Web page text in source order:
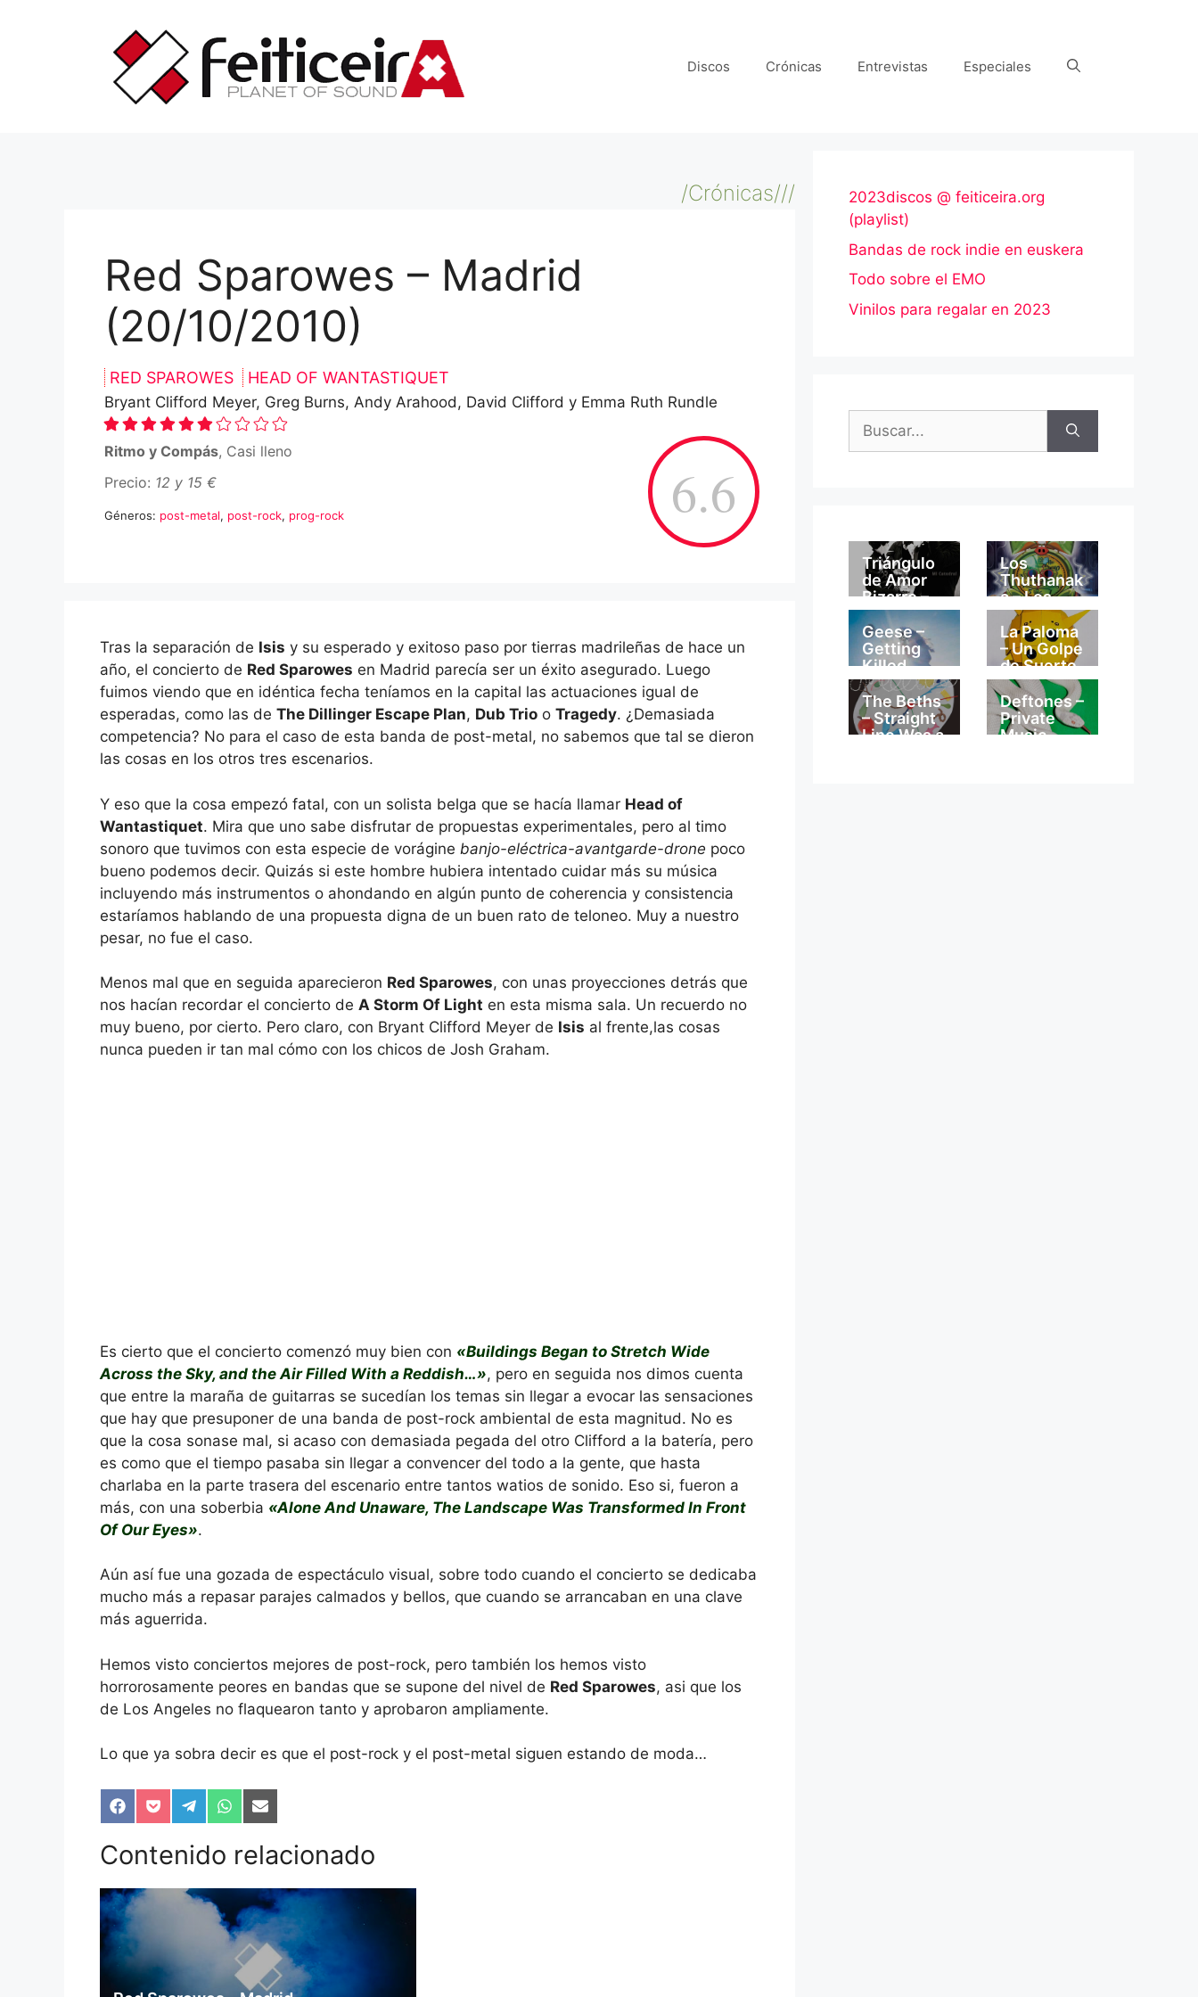
Discos Crónicas Entrevistas Especiales
/Crónicas///
Red Sparowes – Madrid
(20/10/2010)
RED SPAROWES HEAD OF WANTASTIQUET
Bryant Clifford Meyer, Greg Burns, Andy Arahood, David Clifford y Emma Ruth Rundle
6.6
Ritmo y Compás, Casi lleno
Precio: 12 y 15 €
Géneros: post-metal, post-rock, prog-rock
Tras la separación de Isis y su esperado y exitoso paso por tierras madrileñas de hace un
año, el concierto de Red Sparowes en Madrid parecía ser un éxito asegurado. Luego
fuimos viendo que en idéntica fecha teníamos en la capital las actuaciones igual de
esperadas, como las de The Dillinger Escape Plan, Dub Trio o Tragedy. ¿Demasiada
competencia? No para el caso de esta banda de post-metal, no sabemos que tal se dieron
las cosas en los otros tres escenarios.
Y eso que la cosa empezó fatal, con un solista belga que se hacía llamar Head of
Wantastiquet. Mira que uno sabe disfrutar de propuestas experimentales, pero al timo
sonoro que tuvimos con esta especie de vorágine banjo-eléctrica-avantgarde-drone poco
bueno podemos decir. Quizás si este hombre hubiera intentado cuidar más su música
incluyendo más instrumentos o ahondando en algún punto de coherencia y consistencia
estaríamos hablando de una propuesta digna de un buen rato de teloneo. Muy a nuestro
pesar, no fue el caso.
Menos mal que en seguida aparecieron Red Sparowes, con unas proyecciones detrás que
nos hacían recordar el concierto de A Storm Of Light en esta misma sala. Un recuerdo no
muy bueno, por cierto. Pero claro, con Bryant Clifford Meyer de Isis al frente,las cosas
nunca pueden ir tan mal cómo con los chicos de Josh Graham.
Es cierto que el concierto comenzó muy bien con «Buildings Began to Stretch Wide
Across the Sky, and the Air Filled With a Reddish…», pero en seguida nos dimos cuenta
que entre la maraña de guitarras se sucedían los temas sin llegar a evocar las sensaciones
que hay que presuponer de una banda de post-rock ambiental de esta magnitud. No es
que la cosa sonase mal, si acaso con demasiada pegada del otro Clifford a la batería, pero
es como que el tiempo pasaba sin llegar a convencer del todo a la gente, que hasta
charlaba en la parte trasera del escenario entre tantos watios de sonido. Eso si, fueron a
más, con una soberbia «Alone And Unaware, The Landscape Was Transformed In Front
Of Our Eyes».
Aún así fue una gozada de espectáculo visual, sobre todo cuando el concierto se dedicaba
mucho más a repasar parajes calmados y bellos, que cuando se arrancaban en una clave
más aguerrida.
Hemos visto conciertos mejores de post-rock, pero también los hemos visto
horrorosamente peores en bandas que se supone del nivel de Red Sparowes, asi que los
de Los Angeles no flaquearon tanto y aprobaron ampliamente.
Lo que ya sobra decir es que el post-rock y el post-metal siguen estando de moda…
Compartir
en
Facebook
Compartir
en
Pocket
Compartir
en
Telegram
Compartir
en
WhatsApp
Compartir
en
Email
Contenido relacionado
2023discos @ feiticeira.org
(playlist)
Bandas de rock indie en euskera
Todo sobre el EMO
Vinilos para regalar en 2023
Triángulo
de Amor
Bizarro –
Mi
Catedral
Los
Thuthanak
a – Los
Thuthanak
a
Geese –
Getting
Killed
La Paloma
– Un Golpe
de Suerte
The Beths
– Straight
Line Was a
Deftones –
Private
Music